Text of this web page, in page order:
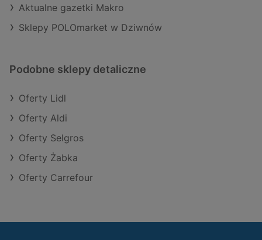
Aktualne gazetki Makro
Sklepy POLOmarket w Dziwnów
Podobne sklepy detaliczne
Oferty Lidl
Oferty Aldi
Oferty Selgros
Oferty Żabka
Oferty Carrefour